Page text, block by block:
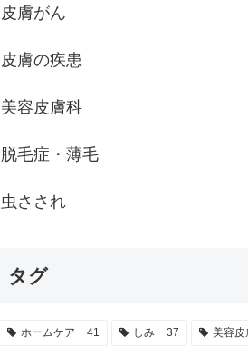
皮膚がん
皮膚の疾患
美容皮膚科
脱毛症・薄毛
虫さされ
タグ
ホームケア 41 しみ 37 美容皮